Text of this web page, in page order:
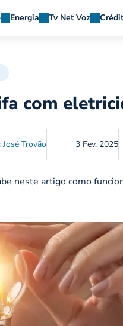
Energia Tv Net Voz
com
José Trovão 3 Fev, 2025
neste artigo como